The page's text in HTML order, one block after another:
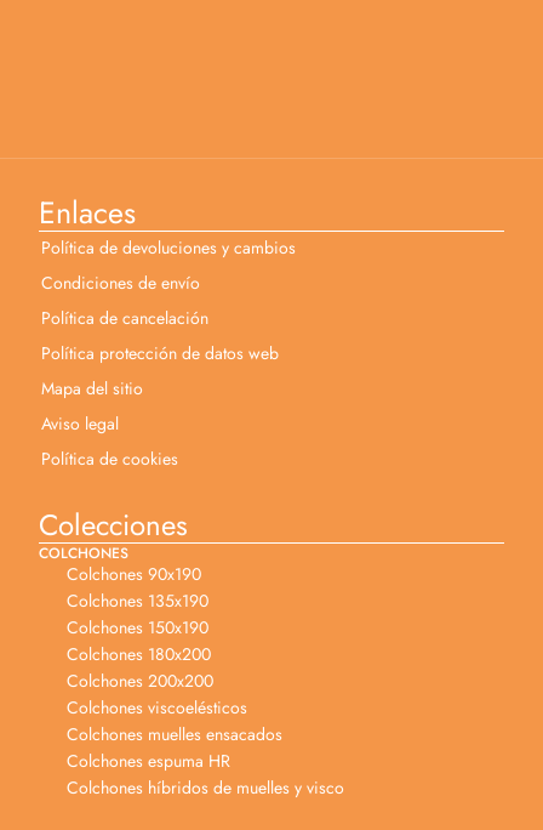
Enlaces
Política de devoluciones y cambios
Condiciones de envío
Política de cancelación
Política protección de datos web
Mapa del sitio
Aviso legal
Política de cookies
Colecciones
COLCHONES
Colchones 90x190
Colchones 135x190
Colchones 150x190
Colchones 180x200
Colchones 200x200
Colchones viscoelésticos
Colchones muelles ensacados
Colchones espuma HR
Colchones híbridos de muelles y visco